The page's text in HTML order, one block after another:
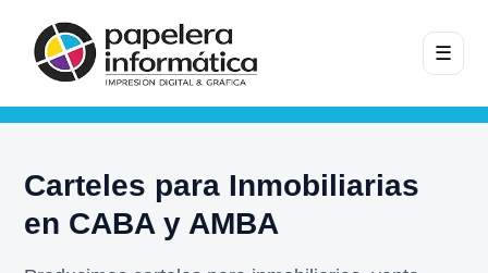
☰
Carteles para Inmobiliarias
en CABA y AMBA